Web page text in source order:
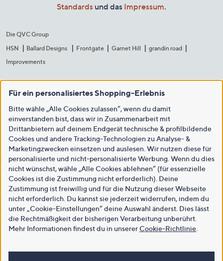
Standards und das Impressum.
Die QVC Group
HSN
Ballard Designs Frontgate Garnet Hill
grandin road
Improvements
Für ein personalisiertes Shopping-Erlebnis
Bitte wähle „Alle Cookies zulassen“, wenn du damit
einverstanden bist, dass wir in Zusammenarbeit mit
Drittanbietern auf deinem Endgerät technische & profilbildende
Cookies und andere Tracking-Technologien zu Analyse- &
Marketingzwecken einsetzen und auslesen. Wir nutzen diese für
personalisierte und nicht-personalisierte Werbung. Wenn du dies
nicht wünschst, wähle „Alle Cookies ablehnen“ (für essenzielle
Cookies ist die Zustimmung nicht erforderlich). Deine
Zustimmung ist freiwillig und für die Nutzung dieser Webseite
nicht erforderlich. Du kannst sie jederzeit widerrufen, indem du
unter „Cookie-Einstellungen“ deine Auswahl änderst. Dies lässt
die Rechtmäßigkeit der bisherigen Verarbeitung unberührt.
Mehr Informationen findest du in unsererCookie-Richtlinie